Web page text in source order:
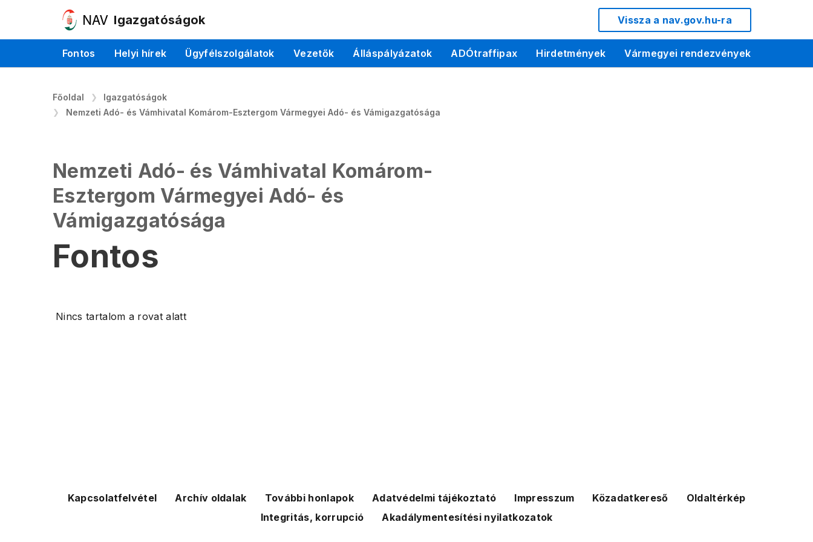
Igazgatóságok Vissza a nav.gov.hu-ra
Fontos Helyi hírek Ügyfélszolgálatok Vezetők Álláspályázatok ADÓtraffipax Hirdetmények Vármegyei rendezvények
Főoldal
Igazgatóságok
Nemzeti Adó- és Vámhivatal Komárom-Esztergom Vármegyei Adó- és Vámigazgatósága
Nemzeti Adó- és Vámhivatal Komárom-
Esztergom Vármegyei Adó- és
Vámigazgatósága
Fontos
Nincs tartalom a rovat alatt
Kapcsolatfelvétel Archív oldalak További honlapok Adatvédelmi tájékoztató Impresszum Közadatkereső
Oldaltérkép
Integritás, korrupció
Akadálymentesítési nyilatkozatok